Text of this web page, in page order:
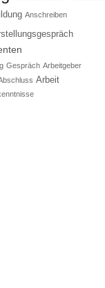
Anschreiben
Gespräch Arbeitgeber
Arbeit